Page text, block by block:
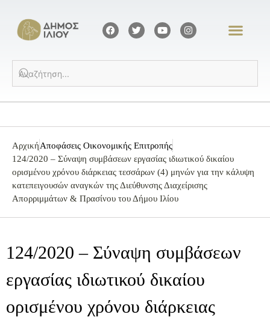
ΑρχικήΑποφάσεις Οικονομικής Επιτροπής
124/2020 – Σύναψη συμβάσεων εργασίας ιδιωτικού δικαίου
ορισμένου χρόνου διάρκειας τεσσάρων (4) μηνών για την κάλυψη
κατεπειγουσών αναγκών της Διεύθυνσης Διαχείρισης
Απορριμμάτων & Πρασίνου του Δήμου Ιλίου
124/2020 – Σύναψη συμβάσεων
εργασίας ιδιωτικού δικαίου
ορισμένου χρόνου διάρκειας